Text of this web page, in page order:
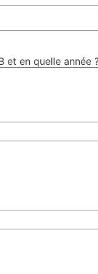
et en quelle année